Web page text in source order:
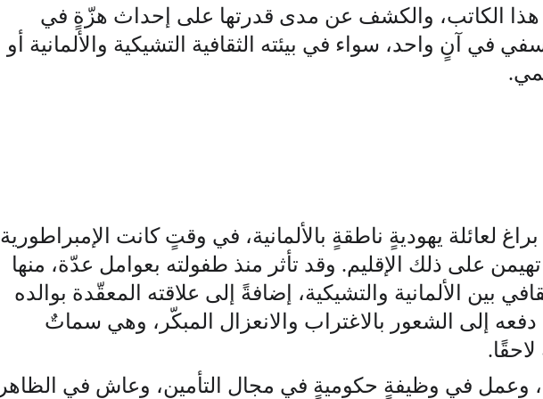
هذا الكاتب، والكشف عن مدى قدرتها على إحداث هزّةٍ في
في آنٍ واحد، سواء في بيئته الثقافية التشيكية والألمانية أو
لعائلة يهوديةٍ ناطقةٍ بالألمانية، في وقتٍ كانت الإمبراطورية
على ذلك الإقليم. وقد تأثر منذ طفولته بعوامل عدّة، منها
بين الألمانية والتشيكية، إضافةً إلى علاقته المعقّدة بوالده
إلى الشعور بالاغتراب والانعزال المبكّر، وهي سماتٌ
وعمل في وظيفةٍ حكوميةٍ في مجال التأمين، وعاش في الظاهر